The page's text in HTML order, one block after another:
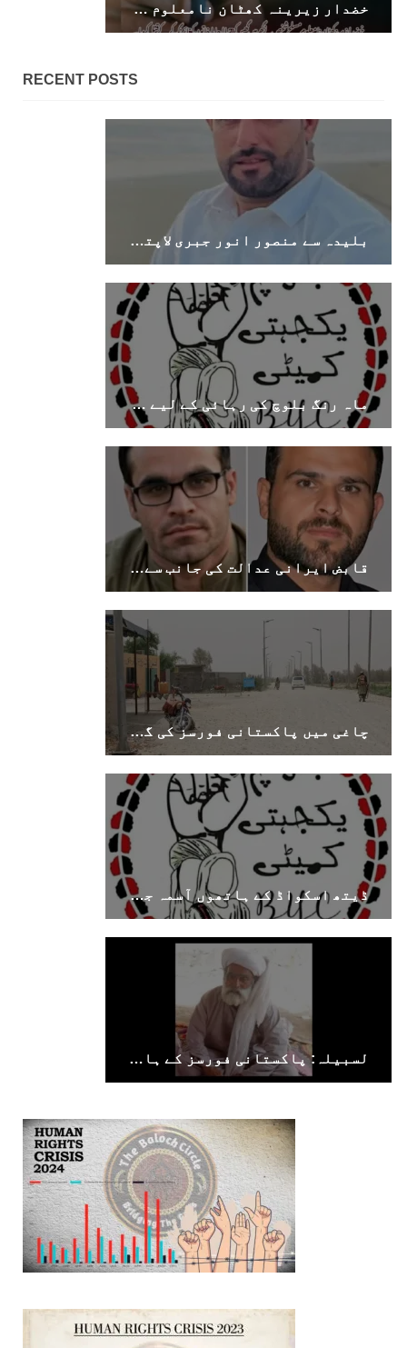
خضدار زیرینہ کھٹان نامعلوم مسلح شخص نے گھر میں گھس کر 22 سالہ حاملہ خاتون کو فائرنگ کرکے قتل کر دیا۔
RECENT POSTS
بلیدہ سے منصور انور جبری لاپتہ، اہل خانہ نے بازیابی کا مطالبہ کر دیا
ماہ رنگ بلوچ کی رہائی کے لیے اقوامِ متحدہ میں دائر درخواست کا بی وائی سی کا خیرمقدم
قابض ایرانی عدالت کی جانب سے بلوچی زبان کے دو کارکنوں کو طویل قید کی سزائیں
چاغی میں پاکستانی فورسز کی گاڑیوں پر مسلح حملہ، خاران مرکزی شاہراہ پر ناکہ بندی
ڈیتھ اسکواڈ کے ہاتھوں آسمہ جتک کے والد کا قتل بلوچستان میں جاری جبر کا تسلسل ہے۔ بی وائی سی
لسبیلہ: پاکستانی فورسز کے ہاتھوں جبری لاپتا کیے گئے بزرگ شخص کی لاش برآمد